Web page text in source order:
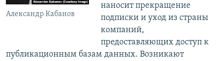
Александр Кабанов
наносит прекращение
подписки и уход из страны
компаний,
предоставляющих доступ к
публикационным базам данных. Возникают